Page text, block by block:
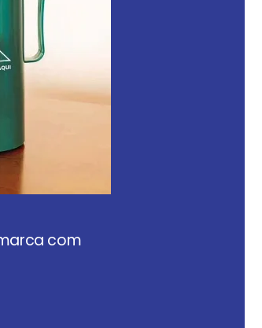
com